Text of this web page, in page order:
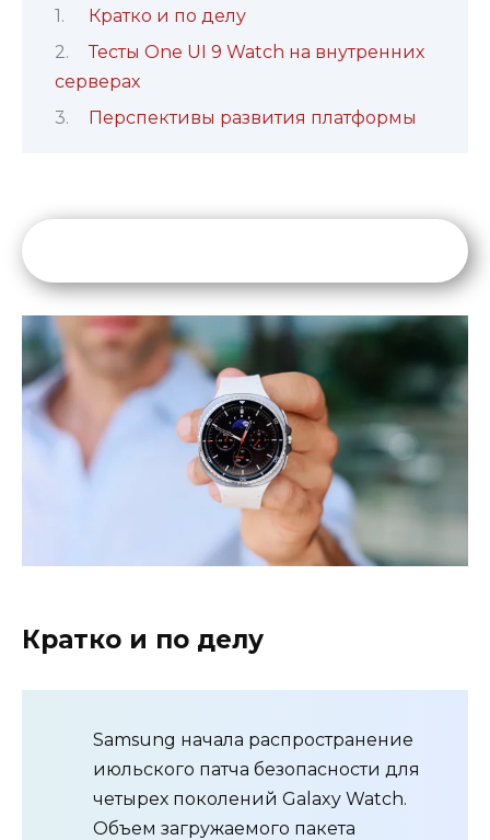
Кратко и по делу
Тесты One UI 9 Watch на внутренних
серверах
Перспективы развития платформы
Кратко и по делу
Samsung начала распространение
июльского патча безопасности для
четырех поколений Galaxy Watch.
Объем загружаемого пакета